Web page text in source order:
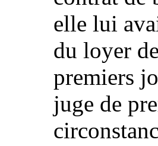
elle lui
du loyer
premiers
juge de